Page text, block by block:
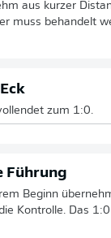
aus kurzer
muss behandelt
zum 1:0.
Führung
Beginn
Kontrolle. Das